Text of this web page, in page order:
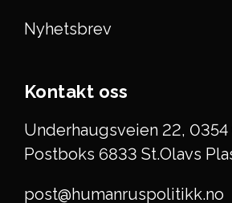
Nyhetsbrev
Kontakt oss
Underhaugsveien 22,
Postboks 6833 St.Olavs
post@humanruspolitikk.no